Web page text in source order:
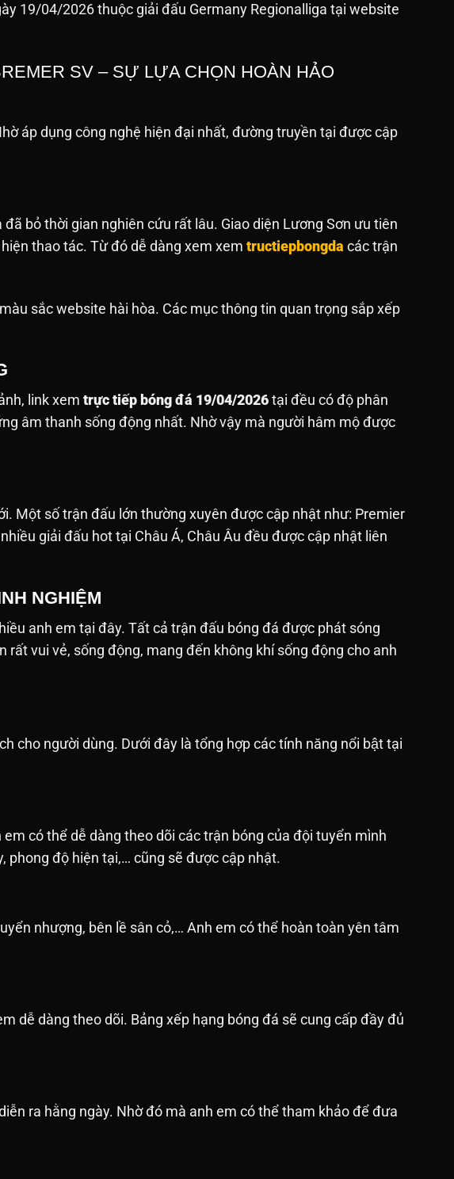
19/04/2026 thuộc giải đấu Germany Regionalliga tại website
SV – SỰ LỰA CHỌN HOÀN HẢO
áp dụng công nghệ hiện đại nhất, đường truyền tại được cập
bỏ thời gian nghiên cứu rất lâu. Giao diện Lương Sơn ưu tiên
thao tác. Từ đó dễ dàng xem xem tructiepbongda các trận
sắc website hài hòa. Các mục thông tin quan trọng sắp xếp
link xem trực tiếp bóng đá 19/04/2026 tại đều có độ phân
âm thanh sống động nhất. Nhờ vậy mà người hâm mộ được
Một số trận đấu lớn thường xuyên được cập nhật như: Premier
giải đấu hot tại Châu Á, Châu Âu đều được cập nhật liên
NGHIỆM
anh em tại đây. Tất cả trận đấu bóng đá được phát sóng
rất vui vẻ, sống động, mang đến không khí sống động cho anh
cho người dùng. Dưới đây là tổng hợp các tính năng nổi bật tại
có thể dễ dàng theo dõi các trận bóng của đội tuyển mình
phong độ hiện tại,… cũng sẽ được cập nhật.
nhượng, bên lề sân cỏ,… Anh em có thể hoàn toàn yên tâm
dễ dàng theo dõi. Bảng xếp hạng bóng đá sẽ cung cấp đầy đủ
ra hằng ngày. Nhờ đó mà anh em có thể tham khảo để đưa